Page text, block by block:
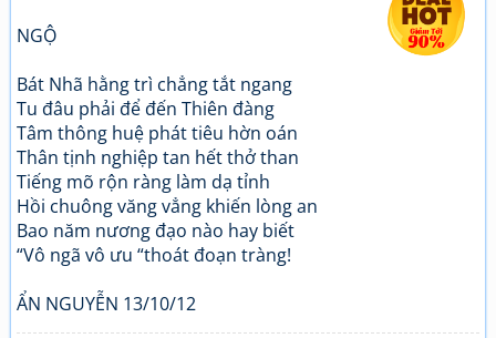
NGỘ
Bát Nhã hằng trì chẳng tắt ngang
Tu đâu phải để đến Thiên đàng
Tâm thông huệ phát tiêu hờn oán
Thân tịnh nghiệp tan hết thở than
Tiếng mõ rộn ràng làm dạ tỉnh
Hồi chuông văng vẳng khiến lòng an
Bao năm nương đạo nào hay biết
“Vô ngã vô ưu “thoát đoạn tràng!
ẨN NGUYỄN 13/10/12